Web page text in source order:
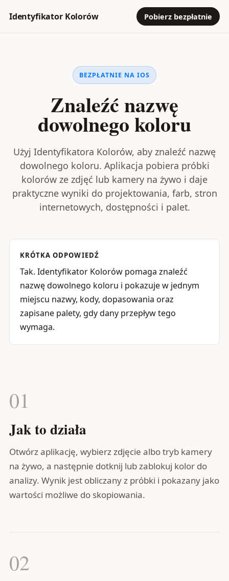
Identyfikator Kolorów Pobierz bezpłatnie
BEZPŁATNIE NA IOS
Znaleźć nazwę
dowolnego koloru
Użyj Identyfikatora Kolorów, aby znaleźć nazwę
dowolnego koloru. Aplikacja pobiera próbki
kolorów ze zdjęć lub kamery na żywo i daje
praktyczne wyniki do projektowania, farb, stron
internetowych, dostępności i palet.
KRÓTKA ODPOWIEDŹ
Tak. Identyfikator Kolorów pomaga znaleźć
nazwę dowolnego koloru i pokazuje w jednym
miejscu nazwy, kody, dopasowania oraz
zapisane palety, gdy dany przepływ tego
wymaga.
01
Jak to działa
Otwórz aplikację, wybierz zdjęcie albo tryb kamery
na żywo, a następnie dotknij lub zablokuj kolor do
analizy. Wynik jest obliczany z próbki i pokazany jako
wartości możliwe do skopiowania.
02